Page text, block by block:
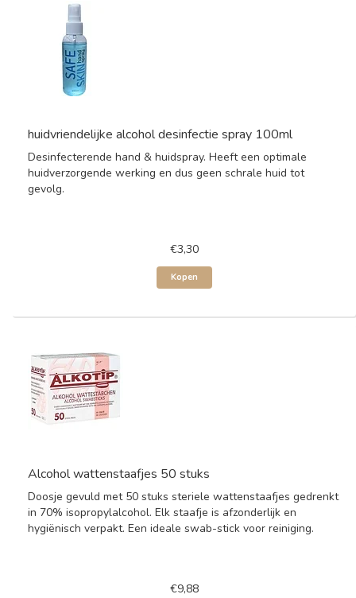
huidvriendelijke alcohol desinfectie spray 100ml
Desinfecterende hand & huidspray. Heeft een optimale
huidverzorgende werking en dus geen schrale huid tot
gevolg.
€3,30
Kopen
Alcohol wattenstaafjes 50 stuks
Doosje gevuld met 50 stuks steriele wattenstaafjes gedrenkt
in 70% isopropylalcohol. Elk staafje is afzonderlijk en
hygiënisch verpakt. Een ideale swab-stick voor reiniging.
€9,88